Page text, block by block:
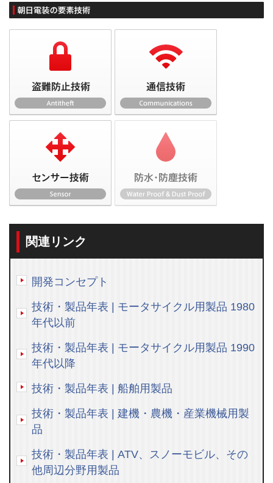
関連リンク
開発コンセプト
技術・製品年表 | モータサイクル用製品 1980
年代以前
技術・製品年表 | モータサイクル用製品 1990
年代以降
技術・製品年表 | 船舶用製品
技術・製品年表 | 建機・農機・産業機械用製
品
技術・製品年表 | ATV、スノーモビル、その
他周辺分野用製品